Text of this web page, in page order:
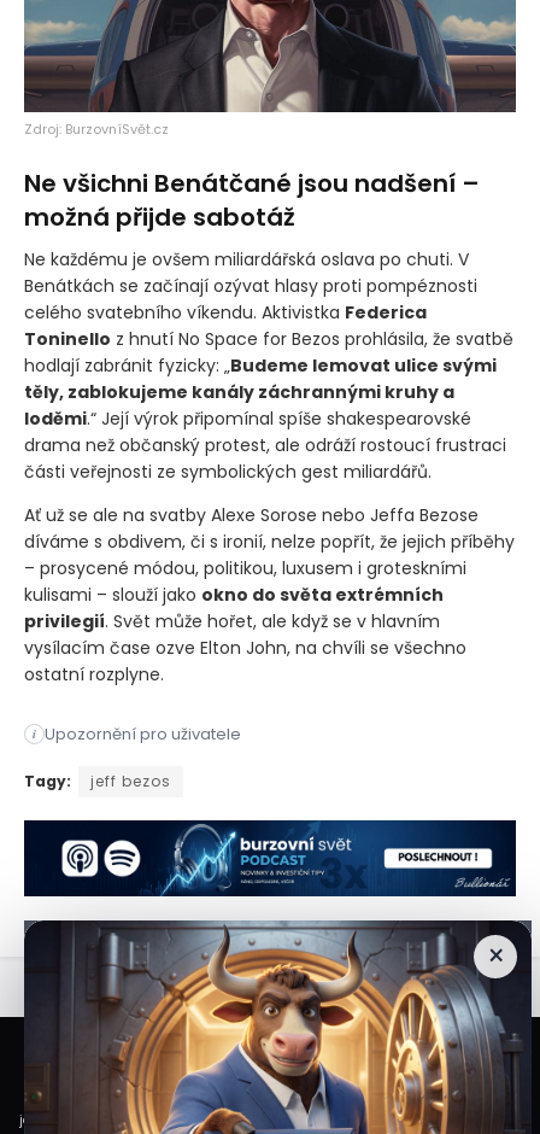
Zdroj: BurzovníSvět.cz
Ne všichni Benátčané jsou nadšení –
možná přijde sabotáž
Ne každému je ovšem miliardářská oslava po chuti. V
Benátkách se začínají ozývat hlasy proti pompéznosti
celého svatebního víkendu. Aktivistka Federica
Toninello z hnutí No Space for Bezos prohlásila, že svatbě
hodlají zabránit fyzicky: „Budeme lemovat ulice svými
těly, zablokujeme kanály záchrannými kruhy a
loděmi.“ Její výrok připomínal spíše shakespearovské
drama než občanský protest, ale odráží rostoucí frustraci
části veřejnosti ze symbolických gest miliardářů.
Ať už se ale na svatby Alexe Sorose nebo Jeffa Bezose
díváme s obdivem, či s ironií, nelze popřít, že jejich příběhy
– prosycené módou, politikou, luxusem i groteskními
kulisami – slouží jako okno do světa extrémních
privilegií. Svět může hořet, ale když se v hlavním
vysílacím čase ozve Elton John, na chvíli se všechno
ostatní rozplyne.
i Upozornění pro uživatele
Někteří z nás možná pohrdají okázalými svatebními plány
Tagy: jeff bezos
×
Veškeré informace a materiály zveřejněné na internetových stránkách
Burzovního Světa vycházejí z veřejně dostupných a důvěryhodných zdrojů. Při
jejich zpracování je postupováno s odbornou péčí a cílem poskytovat čtenářům